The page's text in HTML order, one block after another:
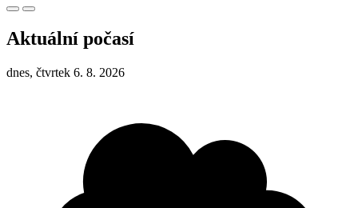
Aktuální počasí
dnes, čtvrtek 6. 8. 2026